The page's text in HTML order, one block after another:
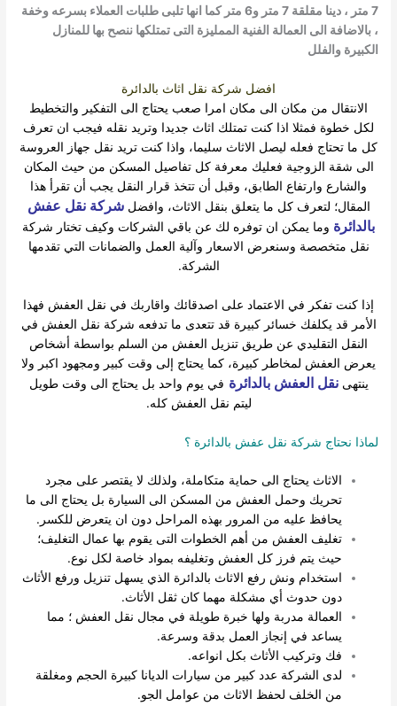
7 متر ، دينا مقلقة 7 متر و6 متر كما انها تلبى طلبات العملاء بسرعه وخفة
الى العمالة الفنية الممليزة التى تمتلكها ننصح بها للمنازل
والفلل
افضل شركة نقل اثاث بالدائرة
الانتقال من مكان الى مكان امرا صعب يحتاج الى التفكير والتخطيط
خطوة فمثلا اذا كنت تمتلك اثاث جديدا وتريد نقله فيجب ان تعرف
ما تحتاج فعله ليصل الاثاث سليما، واذا كنت تريد نقل جهاز العروسة
شقة الزوجية فعليك معرفة كل تفاصيل المسكن من حيث المكان
والشارع وارتفاع الطابق، وقبل أن تتخذ قرار النقل يجب أن تقرأ هذا
لتعرف كل ما يتعلق بنقل الاثاث، وافضلشركة نقل عفش
وما يمكن ان توفره لك عن باقي الشركات وكيف تختار شركة
نقل متخصصة وسنعرض الاسعار وآلية العمل والضمانات التي تقدمها
الشركة.
كنت تفكر في الاعتماد على اصدقائك واقاربك في نقل العفش فهذا
قد يكلفك خسائر كبيرة قد تتعدى ما تدفعه شركة نقل العفش في
النقل التقليدي عن طريق تنزيل العفش من السلم بواسطة أشخاص
العفش لمخاطر كبيرة، كما يحتاج إلى وقت كبير ومجهود اكبر ولا
ينتهىنقل العفش بالدائرة في يوم واحد بل يحتاج الى وقت طويل
ليتم نقل العفش كله.
نحتاج شركة نقل عفش بالدائرة ؟
الاثاث يحتاج الى حماية متكاملة، ولذلك لا يقتصر على مجرد
تحريك وحمل العفش من المسكن الى السيارة بل يحتاج الى ما
يحافظ عليه من المرور بهذه المراحل دون ان يتعرض للكسر.
تغليف العفش من أهم الخطوات التى يقوم بها عمال التغليف؛
حيث يتم فرز كل العفش وتغليفه بمواد خاصة لكل نوع.
استخدام ونش رفع الاثاث بالدائرة الذي يسهل تنزيل ورفع الأثاث
دون حدوث أي مشكلة مهما كان ثقل الأثاث.
العمالة مدربة ولها خبرة طويلة في مجال نقل العفش ؛ مما
يساعد في إنجاز العمل بدقة وسرعة.
فك وتركيب الأثاث بكل انواعه.
لدى الشركة عدد كبير من سيارات الديانا كبيرة الحجم ومغلقة
من الخلف لحفظ الاثاث من عوامل الجو.